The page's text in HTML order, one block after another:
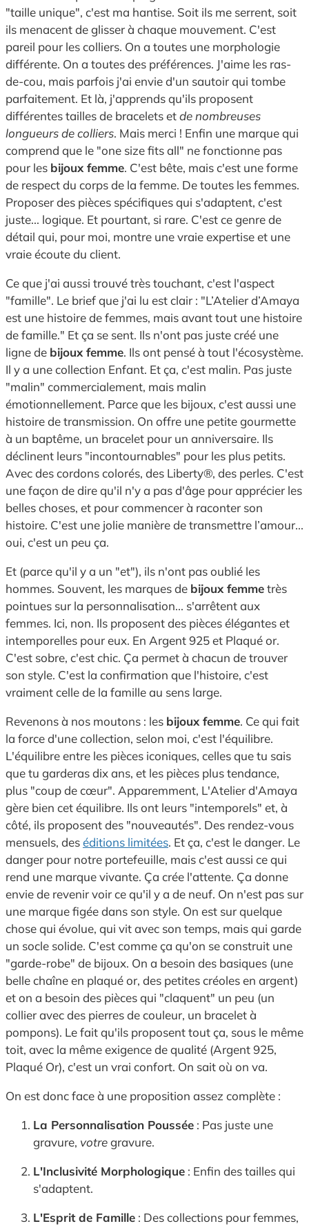
"taille unique", c'est ma hantise. Soit ils me serrent, soit
ils menacent de glisser à chaque mouvement. C'est
pareil pour les colliers. On a toutes une morphologie
différente. On a toutes des préférences. J'aime les ras-
de-cou, mais parfois j'ai envie d'un sautoir qui tombe
parfaitement. Et là, j'apprends qu'ils proposent
différentes tailles de bracelets etde nombreuses
longueurs de colliers. Mais merci ! Enfin une marque qui
comprend que le "one size fits all" ne fonctionne pas
pour les bijoux femme. C'est bête, mais c'est une forme
de respect du corps de la femme. De toutes les femmes.
Proposer des pièces spécifiques qui s'adaptent, c'est
juste... logique. Et pourtant, si rare. C'est ce genre de
détail qui, pour moi, montre une vraie expertise et une
vraie écoute du client.
Ce que j'ai aussi trouvé très touchant, c'est l'aspect
"famille". Le brief que j'ai lu est clair : "L’Atelier d’Amaya
est une histoire de femmes, mais avant tout une histoire
de famille." Et ça se sent. Ils n'ont pas juste créé une
ligne de bijoux femme. Ils ont pensé à tout l'écosystème.
Il y a une collection Enfant. Et ça, c'est malin. Pas juste
"malin" commercialement, mais malin
émotionnellement. Parce que les bijoux, c'est aussi une
histoire de transmission. On offre une petite gourmette
à un baptême, un bracelet pour un anniversaire. Ils
déclinent leurs "incontournables" pour les plus petits.
Avec des cordons colorés, des Liberty®, des perles. C'est
une façon de dire qu'il n'y a pas d'âge pour apprécier les
belles choses, et pour commencer à raconter son
histoire. C'est une jolie manière de transmettre l’amour...
oui, c'est un peu ça.
Et (parce qu'il y a un "et"), ils n'ont pas oublié les
hommes. Souvent, les marques de bijoux femmetrès
pointues sur la personnalisation... s'arrêtent aux
femmes. Ici, non. Ils proposent des pièces élégantes et
intemporelles pour eux. En Argent 925 et Plaqué or.
C'est sobre, c'est chic. Ça permet à chacun de trouver
son style. C'est la confirmation que l'histoire, c'est
vraiment celle de la famille au sens large.
Revenons à nos moutons : les bijoux femme. Ce qui fait
la force d'une collection, selon moi, c'est l'équilibre.
L'équilibre entre les pièces iconiques, celles que tu sais
que tu garderas dix ans, et les pièces plus tendance,
plus "coup de cœur". Apparemment, L'Atelier d'Amaya
gère bien cet équilibre. Ils ont leurs "intemporels" et, à
côté, ils proposent des "nouveautés". Des rendez-vous
mensuels, deséditions limitées. Et ça, c'est le danger. Le
danger pour notre portefeuille, mais c'est aussi ce qui
rend une marque vivante. Ça crée l'attente. Ça donne
envie de revenir voir ce qu'il y a de neuf. On n'est pas sur
une marque figée dans son style. On est sur quelque
chose qui évolue, qui vit avec son temps, mais qui garde
un socle solide. C'est comme ça qu'on se construit une
"garde-robe" de bijoux. On a besoin des basiques (une
belle chaîne en plaqué or, des petites créoles en argent)
et on a besoin des pièces qui "claquent" un peu (un
collier avec des pierres de couleur, un bracelet à
pompons). Le fait qu'ils proposent tout ça, sous le même
toit, avec la même exigence de qualité (Argent 925,
Plaqué Or), c'est un vrai confort. On sait où on va.
On est donc face à une proposition assez complète :
La Personnalisation Poussée : Pas juste une
gravure, votregravure.
L'Inclusivité Morphologique : Enfin des tailles qui
s'adaptent.
L'Esprit de Famille : Des collections pour femmes,